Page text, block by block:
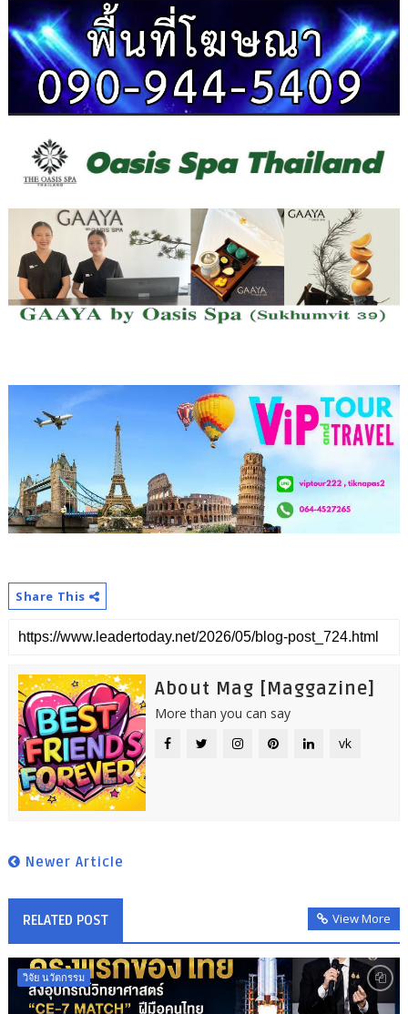
Share This
About Mag [Maggazine]
More than you can say
vk
Newer Article
RELATED POST View More
วิจัย นวัตกรรม